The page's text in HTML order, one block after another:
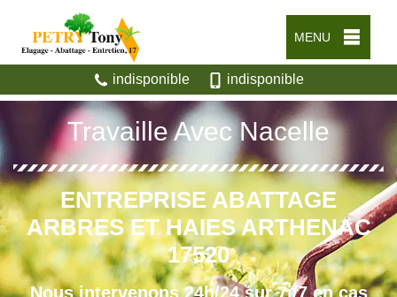
MENU
indisponible indisponible
Travaille Avec Nacelle
ENTREPRISE ABATTAGE
ARBRES ET HAIES ARTHENAC
17520
Nous intervenons 24h/24 sur 7j/7 en cas